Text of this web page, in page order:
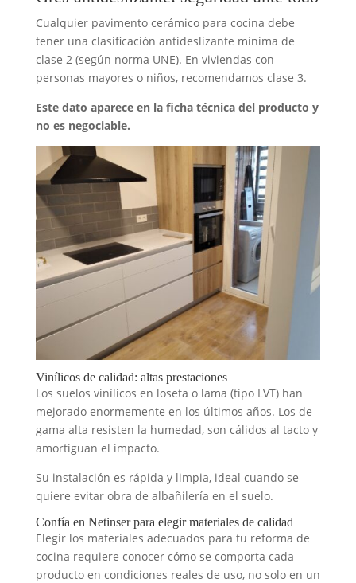
Cualquier pavimento cerámico para cocina debe
tener una clasificación antideslizante mínima de
clase 2 (según norma UNE). En viviendas con
personas mayores o niños, recomendamos clase 3.
Este dato aparece en la ficha técnica del producto y
no es negociable.
Vinílicos de calidad: altas prestaciones
Los suelos vinílicos en loseta o lama (tipo LVT) han
mejorado enormemente en los últimos años. Los de
gama alta resisten la humedad, son cálidos al tacto y
amortiguan el impacto.
Su instalación es rápida y limpia, ideal cuando se
quiere evitar obra de albañilería en el suelo.
Confía en Netinser para elegir materiales de calidad
Elegir los materiales adecuados para tu reforma de
cocina requiere conocer cómo se comporta cada
producto en condiciones reales de uso, no solo en un